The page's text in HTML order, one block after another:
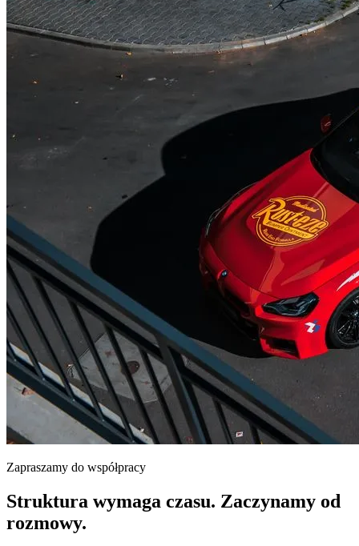
Zapraszamy do współpracy
Struktura wymaga czasu. Zaczynamy od
rozmowy.